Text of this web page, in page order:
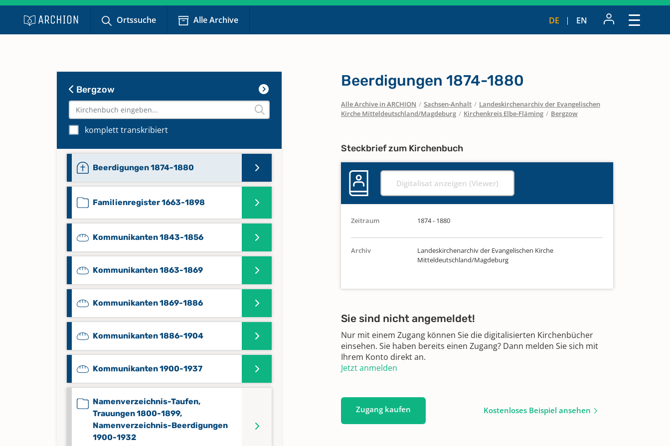
Ortssuche Alle Archive DE EN
Bergzow
komplett transkribiert
Beerdigungen 1874-1880
Familienregister 1663-1898
Kommunikanten 1843-1856
Kommunikanten 1863-1869
Kommunikanten 1869-1886
Kommunikanten 1886-1904
Kommunikanten 1900-1937
Namenverzeichnis-Taufen,
Trauungen 1800-1899,
Namenverzeichnis-Beerdigungen
1900-1932
Beerdigungen 1874-1880
Alle Archive in ARCHION / Sachsen-Anhalt / Landeskirchenarchiv der Evangelischen
Kirche Mitteldeutschland/Magdeburg / Kirchenkreis Elbe-Fläming / Bergzow
Steckbrief zum Kirchenbuch
Digitalisat anzeigen (Viewer)
Zeitraum 1874 - 1880
Archiv
Landeskirchenarchiv der Evangelischen Kirche
Mitteldeutschland/Magdeburg
Sie sind nicht angemeldet!
Nur mit einem Zugang können Sie die digitalisierten Kirchenbücher
einsehen. Sie haben bereits einen Zugang? Dann melden Sie sich mit
Ihrem Konto direkt an.
Jetzt anmelden
Zugang kaufen Kostenloses Beispiel ansehen